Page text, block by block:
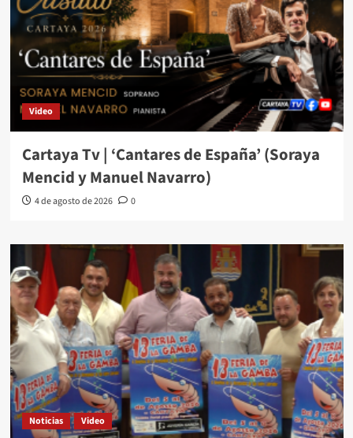
Video
Cartaya Tv | ‘Cantares de España’ (Soraya
Mencid y Manuel Navarro)
4 de agosto de 2026 0
Noticias Video